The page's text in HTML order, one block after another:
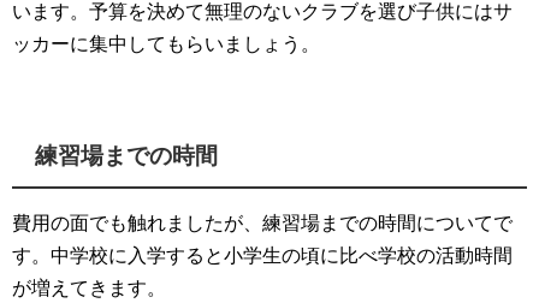
います。予算を決めて無理のないクラブを選び子供にはサ
ッカーに集中してもらいましょう。
練習場までの時間
費用の面でも触れましたが、練習場までの時間についてで
す。中学校に入学すると小学生の頃に比べ学校の活動時間
が増えてきます。